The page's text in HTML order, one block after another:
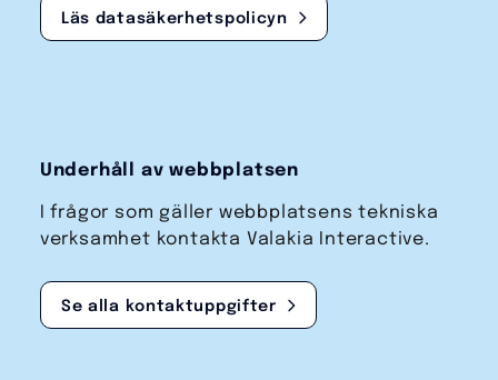
Läs datasäkerhetspolicyn
Underhåll av webbplatsen
I frågor som gäller webbplatsens tekniska
verksamhet kontakta Valakia Interactive.
Se alla kontaktuppgifter